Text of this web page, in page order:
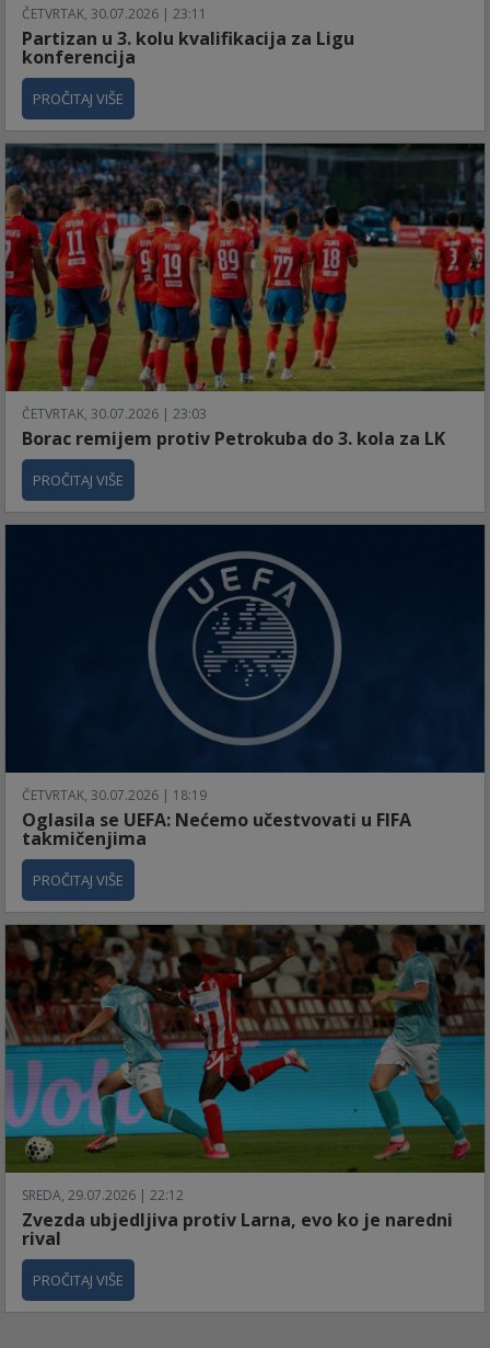
ČETVRTAK, 30.07.2026 | 23:11
Partizan u 3. kolu kvalifikacija za Ligu
konferencija
PROČITAJ VIŠE
ČETVRTAK, 30.07.2026 | 23:03
Borac remijem protiv Petrokuba do 3. kola za LK
PROČITAJ VIŠE
ČETVRTAK, 30.07.2026 | 18:19
Oglasila se UEFA: Nećemo učestvovati u FIFA
takmičenjima
PROČITAJ VIŠE
SREDA, 29.07.2026 | 22:12
Zvezda ubjedljiva protiv Larna, evo ko je naredni
rival
PROČITAJ VIŠE